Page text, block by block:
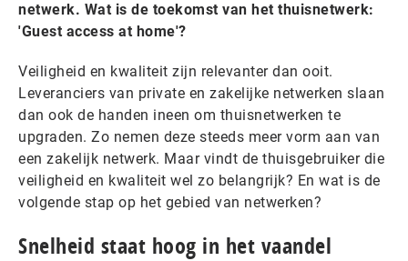
netwerk. Wat is de toekomst van het thuisnetwerk:
'Guest access at home'?
Veiligheid en kwaliteit zijn relevanter dan ooit.
Leveranciers van private en zakelijke netwerken slaan
dan ook de handen ineen om thuisnetwerken te
upgraden. Zo nemen deze steeds meer vorm aan van
een zakelijk netwerk. Maar vindt de thuisgebruiker die
veiligheid en kwaliteit wel zo belangrijk? En wat is de
volgende stap op het gebied van netwerken?
Snelheid staat hoog in het vaandel